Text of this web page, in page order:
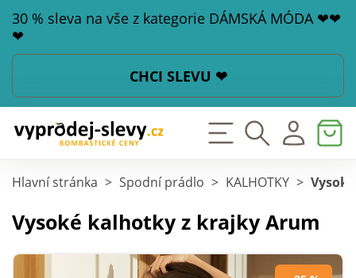
30 % sleva na vše z kategorie DÁMSKÁ MÓDA ❤❤
❤
CHCI SLEVU ❤
Hlavní stránka > Spodní prádlo > KALHOTKY >
Vysoké kalhotky z krajky Arum